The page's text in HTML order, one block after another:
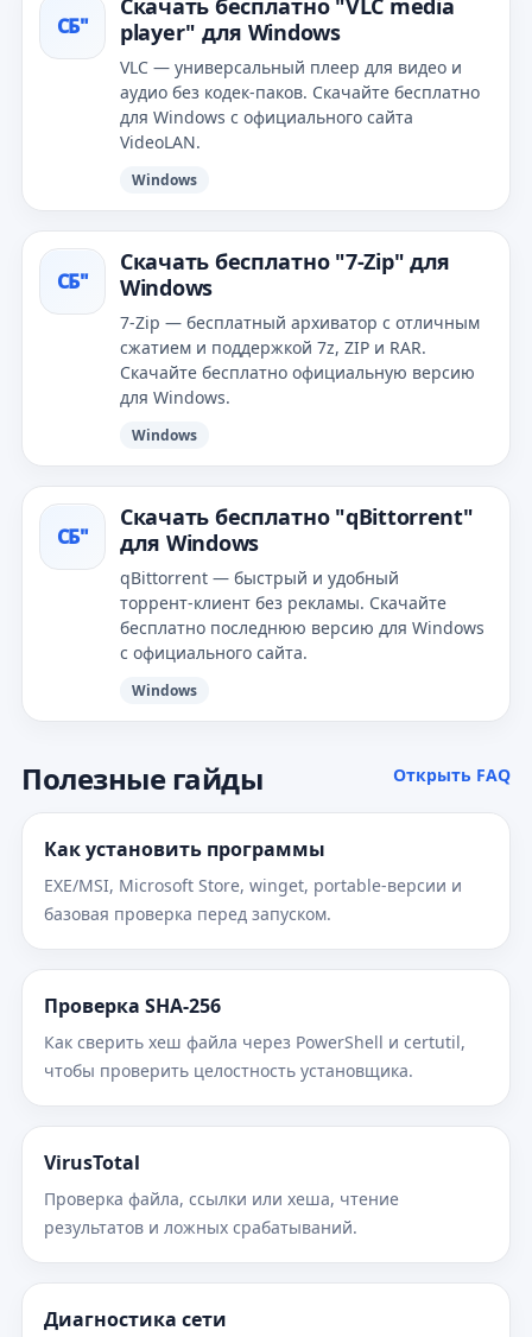
СБ"
Скачать бесплатно "VLC media
player" для Windows
VLC — универсальный плеер для видео и
аудио без кодек-паков. Скачайте бесплатно
для Windows с официального сайта
VideoLAN.
Windows
СБ"
Скачать бесплатно "7-Zip" для
Windows
7-Zip — бесплатный архиватор с отличным
сжатием и поддержкой 7z, ZIP и RAR.
Скачайте бесплатно официальную версию
для Windows.
Windows
СБ"
Скачать бесплатно "qBittorrent"
для Windows
qBittorrent — быстрый и удобный
торрент‑клиент без рекламы. Скачайте
бесплатно последнюю версию для Windows
с официального сайта.
Windows
Полезные гайды Открыть FAQ
Как установить программы
EXE/MSI, Microsoft Store, winget, portable-версии и
базовая проверка перед запуском.
Проверка SHA-256
Как сверить хеш файла через PowerShell и certutil,
чтобы проверить целостность установщика.
VirusTotal
Проверка файла, ссылки или хеша, чтение
результатов и ложных срабатываний.
Диагностика сети